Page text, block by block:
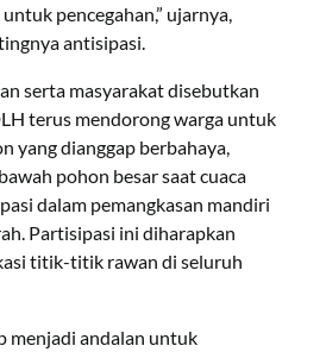
pencegahan,” ujarnya,
antisipasi.
serta masyarakat disebutkan
terus mendorong warga untuk
yang dianggap berbahaya,
pohon besar saat cuaca
dalam pemangkasan mandiri
Partisipasi ini diharapkan
titik-titik rawan di seluruh
menjadi andalan untuk